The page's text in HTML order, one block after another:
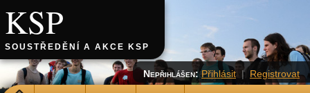
KSP
SOUSTŘEDĚNÍ A AKCE KSP
Nepřihlášen: Přihlásit | Registrovat